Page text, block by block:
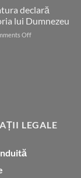
nostru
care
ești
în
declară
lui Dumnezeu
Offon
LEGALE